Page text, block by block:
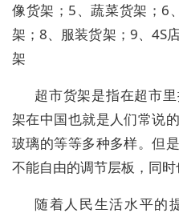
像货架；5、蔬菜货架；6
架；8、服装货架；9、4S
架
超市货架是指在超市
架在中国也就是人们常说
玻璃的等等多种多样。但
不能自由的调节层板，同时
随着人民生活水平的